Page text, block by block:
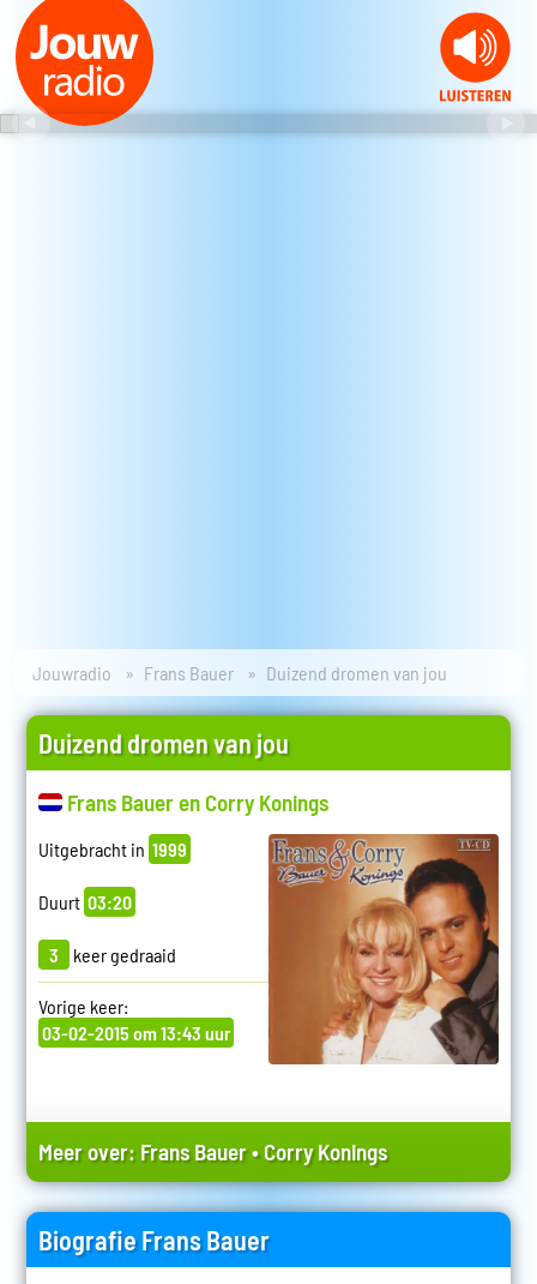
Jouwradio Frans Bauer Duizend dromen van jou
Duizend dromen van jou
Frans Bauer en Corry Konings
Uitgebracht in 1999
Duurt 03:20
3 keer gedraaid
Vorige keer:
03-02-2015 om 13:43 uur
Meer over: Frans Bauer•Corry Konings
Biografie Frans Bauer